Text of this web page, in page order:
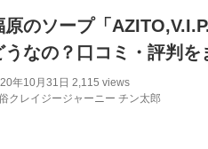
原のソープ「
うなの？口コミ・評判を
年10月31日 2,115 views
クレイジージャーニー チン太郎